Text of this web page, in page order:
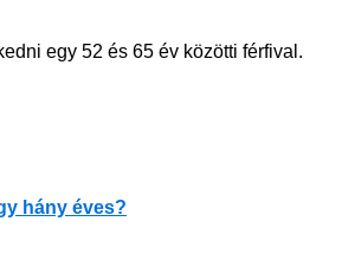
egy 52 és 65 év közötti férfival.
hány éves?